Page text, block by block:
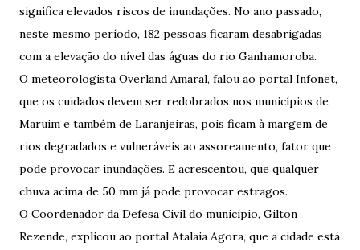
significa elevados riscos de inundações. No ano passado,
neste mesmo período, 182 pessoas ficaram desabrigadas
com a elevação do nível das águas do rio Ganhamoroba.
O meteorologista Overland Amaral, falou ao portal Infonet,
que os cuidados devem ser redobrados nos municípios de
Maruim e também de Laranjeiras, pois ficam à margem de
rios degradados e vulneráveis ao assoreamento, fator que
pode provocar inundações. E acrescentou, que qualquer
chuva acima de 50 mm já pode provocar estragos.
O Coordenador da Defesa Civil do município, Gilton
Rezende, explicou ao portal Atalaia Agora, que a cidade está